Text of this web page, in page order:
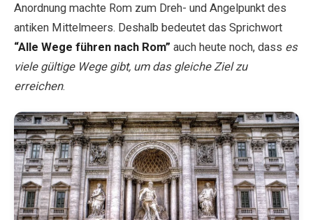
Anordnung machte Rom zum Dreh- und Angelpunkt des
antiken Mittelmeers. Deshalb bedeutet das Sprichwort
“Alle Wege führen nach Rom” auch heute noch, dass es
viele gültige Wege gibt, um das gleiche Ziel zu
erreichen.